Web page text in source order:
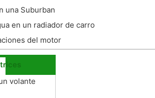
una Suburban
en un radiador de carro
del motor
volante